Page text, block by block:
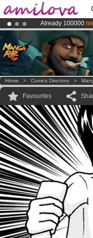
Already 100000
Amilova
Premium
Home > Comics Directory >
Favourites